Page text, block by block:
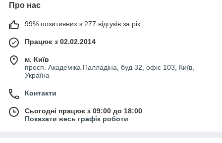
Про нас
99% позитивних з 277 відгуків за рік
Працює з 02.02.2014
м. Київ
просп. Академіка Палладіна, буд 32, офіс 103, Київ,
Україна
Контакти
Сьогодні працює з 09:00 до 18:00
Показати весь графік роботи